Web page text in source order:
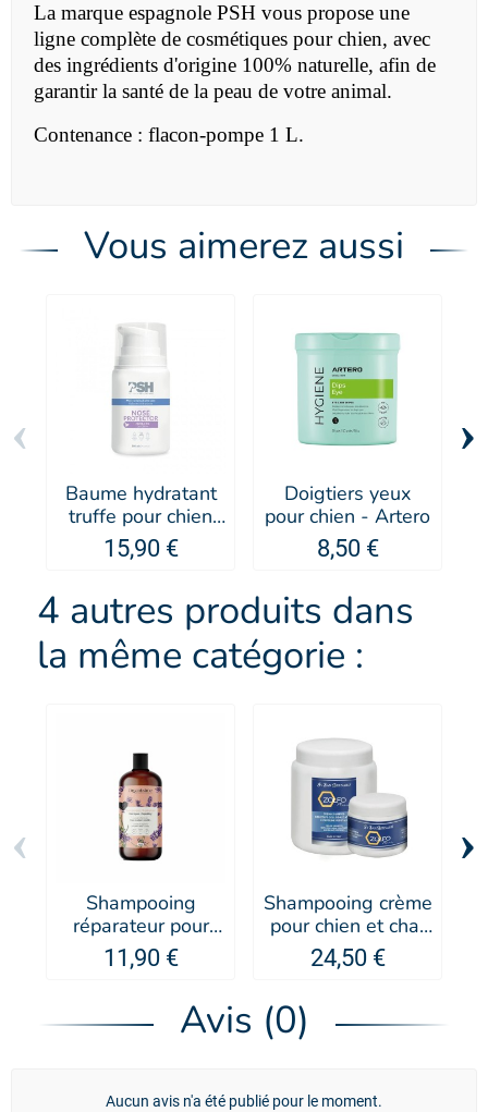
La marque espagnole PSH vous propose une
ligne complète de cosmétiques pour chien, avec
des ingrédients d'origine 100% naturelle, afin de
garantir la santé de la peau de votre animal.
Contenance : flacon-pompe 1 L.
Vous aimerez aussi
Baume hydratant
truffe pour chien
Nose Protector -
PSH
15,90 €
Doigtiers yeux
pour chien - Artero
8,50 €
‹ ›
4 autres produits dans
la même catégorie :
Shampooing
réparateur pour
chien Organissime
- Biogance
11,90 €
Shampooing crème
pour chien et chat
Zolfo - IV SAN
BERNARD
24,50 €
‹ ›
Avis (0)
Aucun avis n'a été publié pour le moment.